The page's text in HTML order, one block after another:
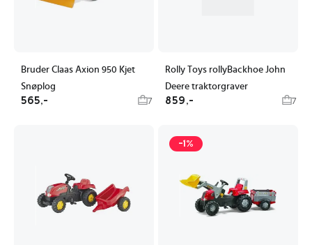
Bruder Claas Axion 950 Kjet
Snøplog
565,- 7
Rolly Toys rollyBackhoe John
Deere traktorgraver
859,- 7
-1%